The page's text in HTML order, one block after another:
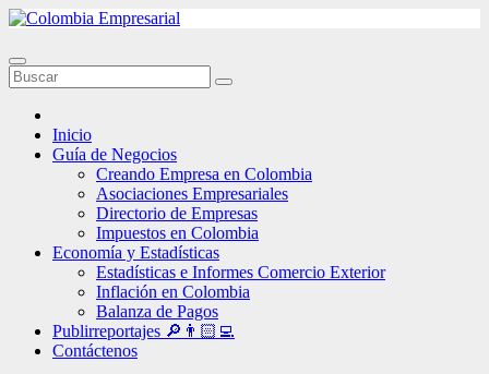
Ir
contenido
Inicio
Guía de Negocios
Creando Empresa en Colombia
Asociaciones Empresariales
Directorio de Empresas
Impuestos en Colombia
Economía y Estadísticas
Estadísticas e Informes Comercio Exterior
Inflación en Colombia
Balanza de Pagos
Publirreportajes 🔎👨🏻‍💻
Contáctenos